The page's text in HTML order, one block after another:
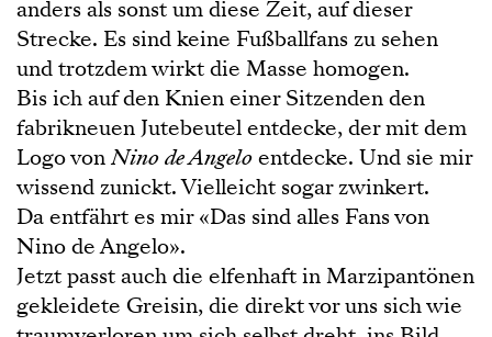
anders als sonst um diese Zeit, auf dieser
Strecke. Es sind keine Fußballfans zu sehen
und trotzdem wirkt die Masse homogen.
Bis ich auf den Knien einer Sitzenden den
fabrikneuen Jutebeutel entdecke, der mit dem
Logo vonNino de Angeloentdecke. Und sie mir
wissend zunickt. Vielleicht sogar zwinkert.
Da entfährt es mir «Das sind alles Fans von
Nino de Angelo».
Jetzt passt auch die elfenhaft in Marzipantönen
gekleidete Greisin, die direkt vor uns sich wie